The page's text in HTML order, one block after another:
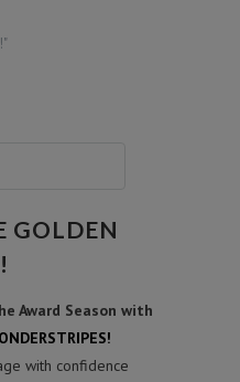
GOLDEN
Award Season with
with confidence